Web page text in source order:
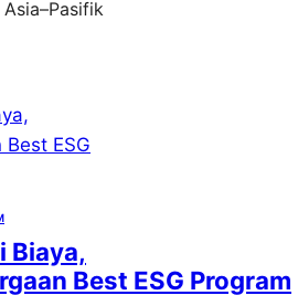
Biaya,
Best ESG Program